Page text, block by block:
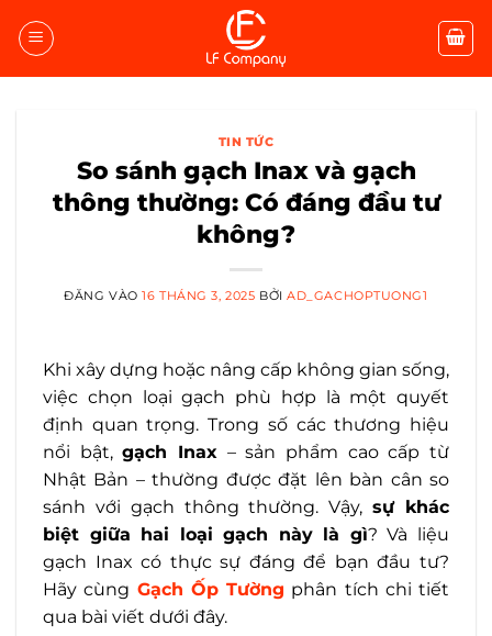
qua
TIN TỨC
So sánh gạch Inax và gạch
thông thường: Có đáng đầu tư
không?
ĐĂNG VÀO16 THÁNG 3, 2025 BỞIAD_GACHOPTUONG1
Khi xây dựng hoặc nâng cấp không gian sống,
việc chọn loại gạch phù hợp là một quyết
định quan trọng. Trong số các thương hiệu
nổi bật,gạch Inax – sản phẩm cao cấp từ
Nhật Bản – thường được đặt lên bàn cân so
sánh với gạch thông thường. Vậy,sự khác
biệt giữa hai loại gạch này là gì? Và liệu
gạch Inax có thực sự đáng để bạn đầu tư?
Hãy cùng Gạch Ốp Tường phân tích chi tiết
qua bài viết dưới đây.